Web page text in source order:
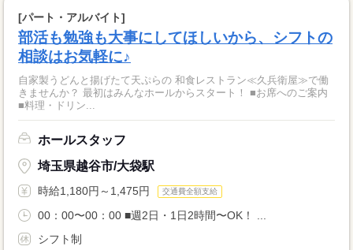
[パート・アルバイト]
部活も勉強も大事にしてほしいから、シフトの
相談はお気軽に♪
自家製うどんと揚げたて天ぷらの 和食レストラン≪久兵衛屋≫で働
きませんか？ 最初はみんなホールからスタート！ ■お席へのご案内
■料理・ドリン...
ホールスタッフ
埼玉県越谷市/大袋駅
時給1,180円～1,475円 交通費全額支給
00：00〜00：00 ■週2日・1日2時間〜OK！ ...
シフト制